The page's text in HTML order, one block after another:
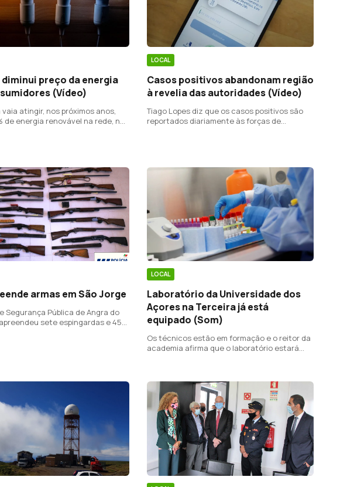
diminui preço da energia
(Vídeo)
vaia atingir, nos próximos anos,
de energia renovável na rede, no
LOCAL
Casos positivos abandonam região
à revelia das autoridades (Vídeo)
Tiago Lopes diz que os casos positivos são
reportados diariamente às forças de
armas em São Jorge
Segurança Pública de Angra do
sete espingardas e 45
LOCAL
Laboratório da Universidade dos
Açores na Terceira já está
equipado (Som)
Os técnicos estão em formação e o reitor da
academia afirma que o laboratório estará